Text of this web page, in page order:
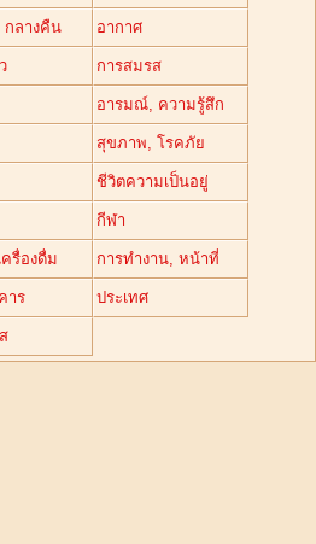
กลางคืน อากาศ
การสมรส
อารมณ์, ความรู้สึก
สุขภาพ, โรคภัย
ชีวิตความเป็นอยู่
กีฬา
ครื่องดื่ม การทำงาน, หน้าที่
าร ประเทศ